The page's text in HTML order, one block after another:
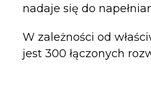
nadaje się do
W zależności od
jest 300 łączonych